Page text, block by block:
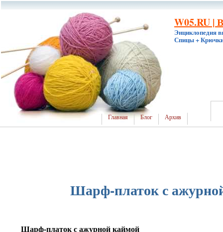
W05.RU |
Энциклопедия
Спицы +
Главная Блог Архив
Шарф-платок с
Шарф-платок с ажурной каймой